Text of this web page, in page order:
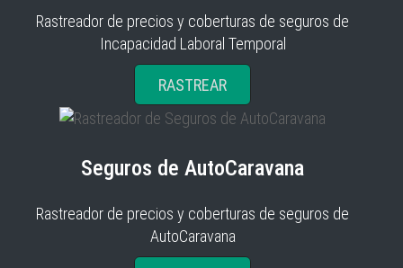
Rastreador de precios y coberturas de seguros de
Incapacidad Laboral Temporal
RASTREAR
Seguros de AutoCaravana
Rastreador de precios y coberturas de seguros de
AutoCaravana